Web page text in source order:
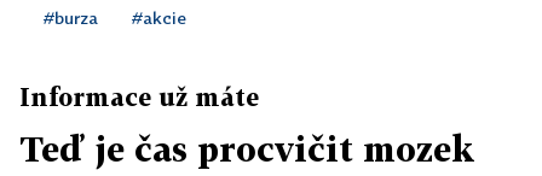
#burza #akcie
Informace už máte
Teď je čas procvičit mozek